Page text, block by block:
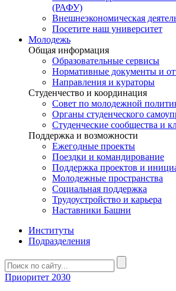
(РАФУ)
Внешнеэкономическая
Посетите наш университет
Молодежь
Общая информация
Образовательные сервисы
Нормативные документы и
Направления и кураторы
Студенчество и координация
Совет по молодежной
Органы студенческого
Студенческие сообщества и
Поддержка и возможности
Ежегодные проекты
Поездки и командирование
Поддержка проектов и
Молодежные пространства
Социальная поддержка
Трудоустройство и карьера
Наставники Башни
Институты
Подразделения
Приоритет 2030